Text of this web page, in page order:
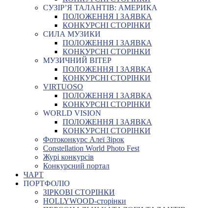
СУЗІР’Я ТАЛАНТІВ: АМЕРИКА
ПОЛОЖЕННЯ І ЗАЯВКА
КОНКУРСНІ СТОРІНКИ
СИЛА МУЗИКИ
ПОЛОЖЕННЯ І ЗАЯВКА
КОНКУРСНІ СТОРІНКИ
МУЗИЧНИЙ ВІТЕР
ПОЛОЖЕННЯ І ЗАЯВКА
КОНКУРСНІ СТОРІНКИ
VIRTUOSO
ПОЛОЖЕННЯ І ЗАЯВКА
КОНКУРСНІ СТОРІНКИ
WORLD VISION
ПОЛОЖЕННЯ І ЗАЯВКА
КОНКУРСНІ СТОРІНКИ
Фотоконкурс Алеї Зірок
Constellation World Photo Fest
Журі конкурсів
Конкурсний портал
ЧАРТ
ПОРТФОЛІО
ЗІРКОВІ СТОРІНКИ
HOLLYWOOD-сторінки